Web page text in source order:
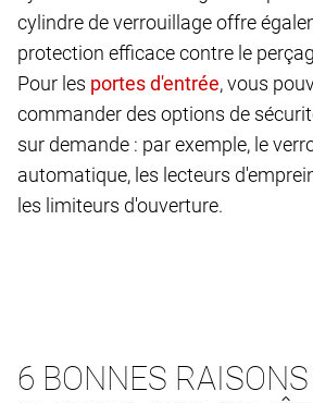
cylindre de verrouillage offre
protection efficace contre le
Pour les
, vous
commander des options de
sur demande : par exemple, le
automatique, les lecteurs
les limiteurs d'ouverture.
6 BONNES